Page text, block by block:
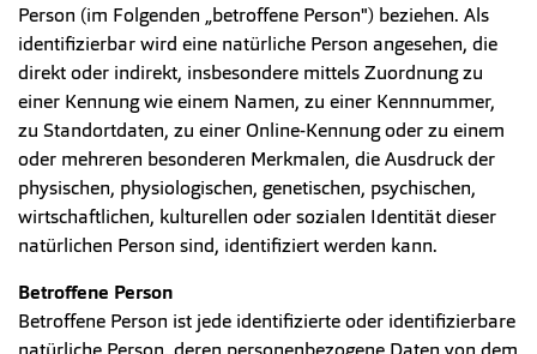
Person (im Folgenden „betroffene Person") beziehen. Als
identifizierbar wird eine natürliche Person angesehen, die
direkt oder indirekt, insbesondere mittels Zuordnung zu
einer Kennung wie einem Namen, zu einer Kennnummer,
zu Standortdaten, zu einer Online-Kennung oder zu einem
oder mehreren besonderen Merkmalen, die Ausdruck der
physischen, physiologischen, genetischen, psychischen,
wirtschaftlichen, kulturellen oder sozialen Identität dieser
natürlichen Person sind, identifiziert werden kann.
Betroffene Person
Betroffene Person ist jede identifizierte oder identifizierbare